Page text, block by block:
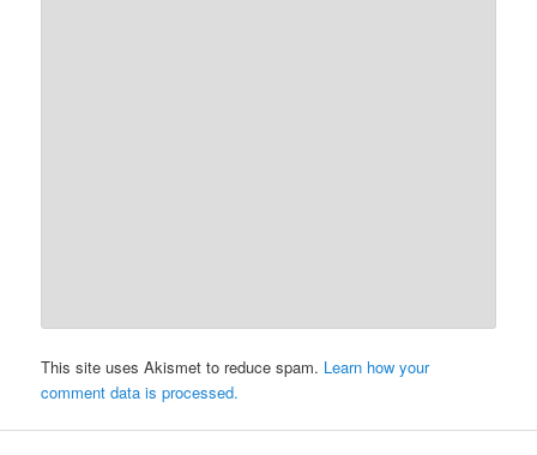
This site uses Akismet to reduce spam. Learn how your
comment data is processed.